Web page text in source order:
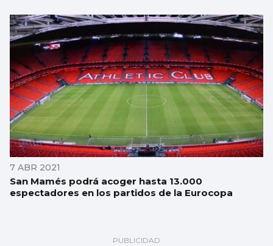
7 ABR 2021
San Mamés podrá acoger hasta 13.000
espectadores en los partidos de la Eurocopa